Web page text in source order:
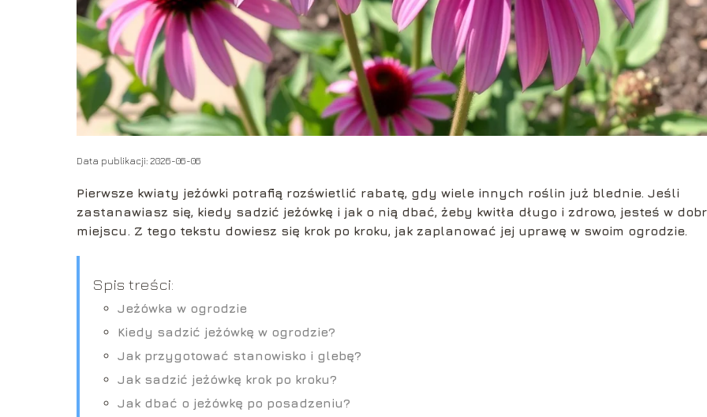
Data publikacji: 2026-06-06
Pierwsze kwiaty jeżówki potrafią rozświetlić rabatę, gdy wiele innych roślin już blednie. Jeśli
zastanawiasz się, kiedy sadzić jeżówkę i jak o nią dbać, żeby kwitła długo i zdrowo, jesteś w
miejscu. Z tego tekstu dowiesz się krok po kroku, jak zaplanować jej uprawę w swoim ogrodzie.
Spis treści:
Jeżówka w ogrodzie
Kiedy sadzić jeżówkę w ogrodzie?
Jak przygotować stanowisko i glebę?
Jak sadzić jeżówkę krok po kroku?
Jak dbać o jeżówkę po posadzeniu?